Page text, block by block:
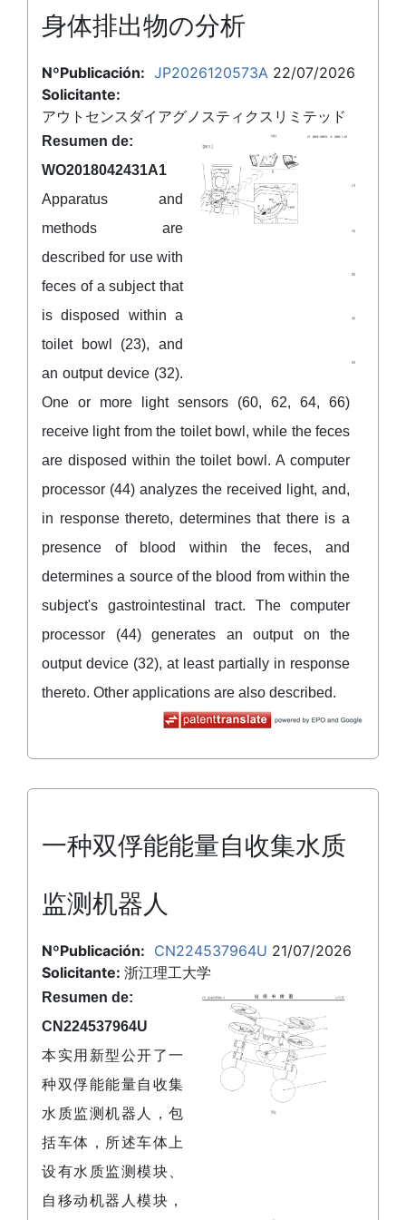
身体排出物の分析
NºPublicación: JP2026120573A 22/07/2026
Solicitante:
アウトセンスダイアグノスティクスリミテッド
Resumen de:
WO2018042431A1
Apparatus and
methods are
described for use with
feces of a subject that
is disposed within a
toilet bowl (23), and
an output device (32).
One or more light sensors (60, 62, 64, 66)
receive light from the toilet bowl, while the feces
are disposed within the toilet bowl. A computer
processor (44) analyzes the received light, and,
in response thereto, determines that there is a
presence of blood within the feces, and
determines a source of the blood from within the
subject's gastrointestinal tract. The computer
processor (44) generates an output on the
output device (32), at least partially in response
thereto. Other applications are also described.
一种双俘能能量自收集水质
监测机器人
NºPublicación: CN224537964U 21/07/2026
Solicitante: 浙江理工大学
Resumen de:
CN224537964U
本实用新型公开了一
种双俘能能量自收集
水质监测机器人，包
括车体，所述车体上
设有水质监测模块、
自移动机器人模块，